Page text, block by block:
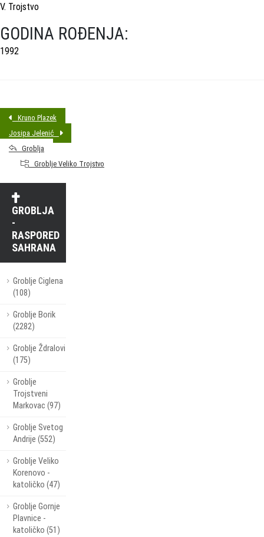
V. Trojstvo
GODINA ROĐENJA:
1992
Kruno Plazek
Josipa Jelenić
Groblja
Groblje Veliko Trojstvo
GROBLJA
-
RASPORED
SAHRANA
Groblje Ciglena
(108)
Groblje Borik
(2282)
Groblje Ždralovi
(175)
Groblje
Trojstveni
Markovac (97)
Groblje Svetog
Andrije (552)
Groblje Veliko
Korenovo -
katoličko (47)
Groblje Gornje
Plavnice -
katoličko (51)